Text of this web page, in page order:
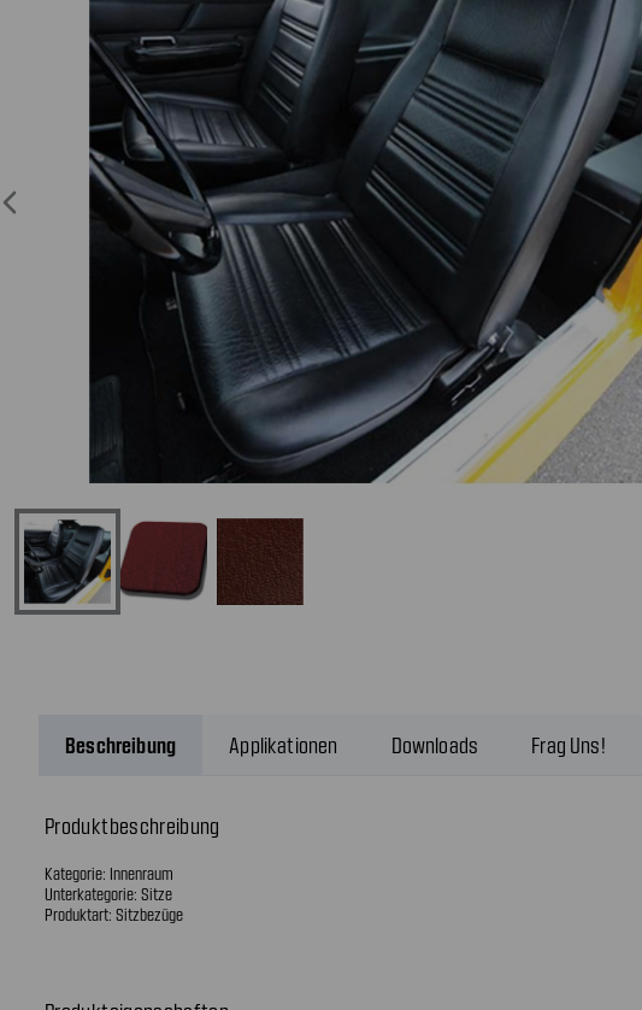
Beschreibung Applikationen Downloads Frag Uns!
Produktbeschreibung
Kategorie: Innenraum
Unterkategorie: Sitze
Produktart: Sitzbezüge